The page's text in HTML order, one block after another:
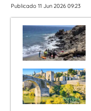
Publicado 11 Jun 2026 09:23